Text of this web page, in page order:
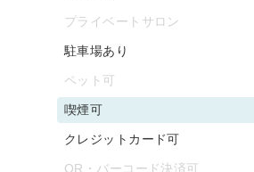
プライベートサロン
駐車場あり
ペット可
喫煙可
クレジットカード可
QR・バーコード決済可